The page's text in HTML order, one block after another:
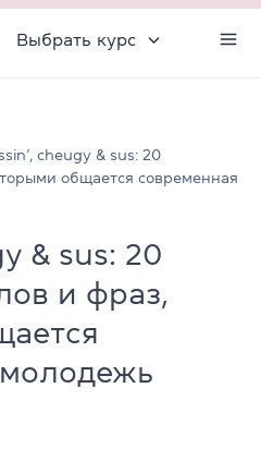
Выбрать курс
cheugy & sus: 20
общается современная
& sus: 20
и фраз,